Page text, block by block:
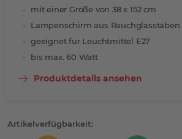
mit einer Größe von 38 x 152 cm
Lampenschirm aus
geeignet für Leuchtmittel E27
bis max. 60 Watt
Produktdetails ansehen
Artikelverfügbarkeit: